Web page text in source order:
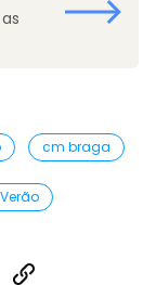
cm braga